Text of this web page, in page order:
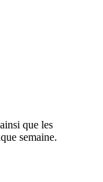
que les
semaine.